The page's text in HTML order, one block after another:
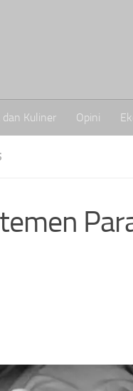
dan Kuliner Opini